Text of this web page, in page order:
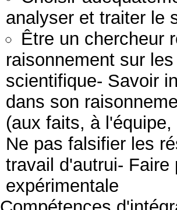
analyser et traiter le
Être un chercheur
raisonnement sur
scientifique- Savoir
dans son
(aux faits, à
Ne pas falsifier les
travail d'autrui- Faire
expérimentale